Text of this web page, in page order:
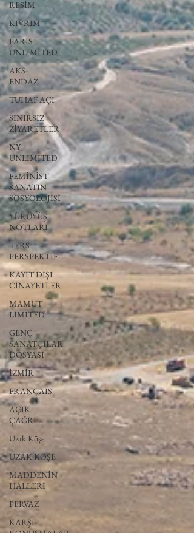
RESİM
KIVRIM
PARIS
UNLIMITED
AKS-
ENDAZ
TUHAF AÇI
SINIRSIZ
ZİYARETLER
NY
UNLIMITED
FEMİNİST
SANATIN
SOSYOLOJİSİ
YÜRÜYÜŞ
NOTLARI
TERS
PERSPEKTİF
KAYIT DIŞI
CİNAYETLER
MAMUT
LIMITED
GENÇ
SANATÇILAR
DOSYASI
İZMİR
FRANÇAIS
AÇIK
ÇAĞRI
Uzak Köşe
UZAK KÖŞE
MADDENİN
HALLERİ
PERVAZ
KARŞI-